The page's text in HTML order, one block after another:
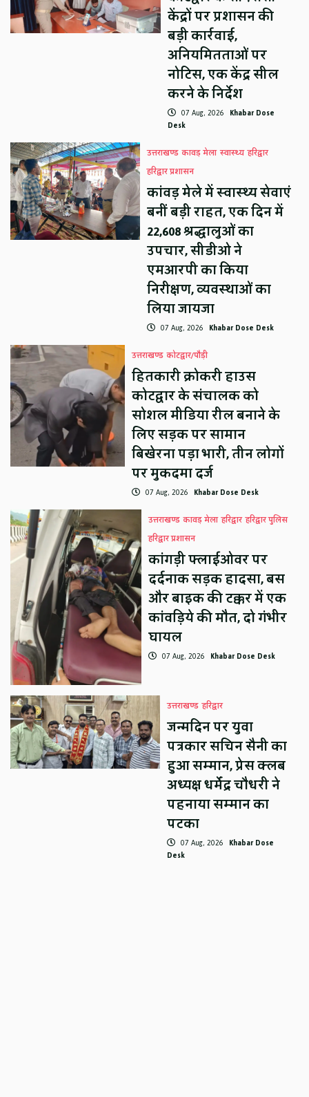
केंद्रों पर प्रशासन की
बड़ी कार्रवाई,
अनियमितताओं पर
नोटिस, एक केंद्र सील
करने के निर्देश
07 Aug, 2026 Khabar Dose
Desk
उत्तराखण्ड कावड़ मेला स्वास्थ्य हरिद्वार
हरिद्वार प्रशासन
कांवड़ मेले में स्वास्थ्य सेवाएं
बनीं बड़ी राहत, एक दिन में
22,608 श्रद्धालुओं का
उपचार, सीडीओ ने
एमआरपी का किया
निरीक्षण, व्यवस्थाओं का
लिया जायजा
07 Aug, 2026 Khabar Dose Desk
उत्तराखण्ड कोटद्वार/पौड़ी
हितकारी क्रोकरी हाउस
कोटद्वार के संचालक को
सोशल मीडिया रील बनाने के
लिए सड़क पर सामान
बिखेरना पड़ा भारी, तीन लोगों
पर मुकदमा दर्ज
07 Aug, 2026 Khabar Dose Desk
उत्तराखण्ड कावड़ मेला हरिद्वार हरिद्वार पुलिस
हरिद्वार प्रशासन
कांगड़ी फ्लाईओवर पर
दर्दनाक सड़क हादसा, बस
और बाइक की टक्कर में एक
कांवड़िये की मौत, दो गंभीर
घायल
07 Aug, 2026 Khabar Dose Desk
उत्तराखण्ड हरिद्वार
जन्मदिन पर युवा
पत्रकार सचिन सैनी का
हुआ सम्मान, प्रेस क्लब
अध्यक्ष धर्मेंद्र चौधरी ने
पहनाया सम्मान का
पटका
07 Aug, 2026 Khabar Dose
Desk